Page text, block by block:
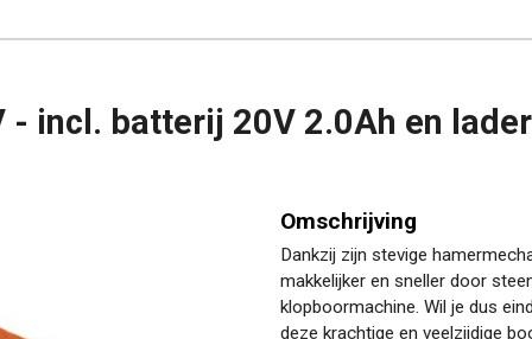
- incl. batterij 20V 2.0Ah en
Omschrijving
Dankzij zijn stevige
makkelijker en sneller door
klopboormachine. Wil je dus
deze krachtige en veelzijdige